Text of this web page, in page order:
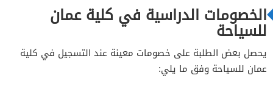
الخصومات الدراسية في كلية عمان
للسياحة
يحصل بعض الطلبة على خصومات معينة عند التسجيل في كلية
عمان للسياحة وفق ما يلي: